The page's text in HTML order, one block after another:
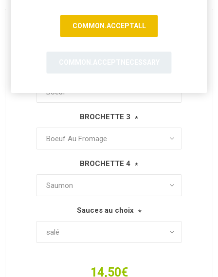
BROCHETTE 1 *
BROCHETTE 3 *
BROCHETTE 4 *
Sauces au choix *
14,50€
COMMON.ACCEPTALL